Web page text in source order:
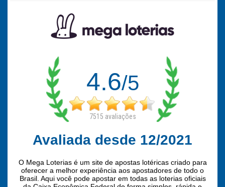
4.6/5
7515 avaliações
Avaliada desde 12/2021
O Mega Loterias é um site de apostas lotéricas criado para
oferecer a melhor experiência aos apostadores de todo o
Brasil. Aqui você pode apostar em todas as loterias oficiais